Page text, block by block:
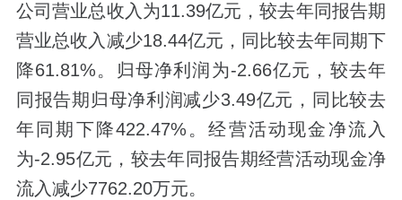
公司营业总收入为11.39亿元，较去年同报告期
营业总收入减少18.44亿元，同比较去年同期下
降61.81%。归母净利润为-2.66亿元，较去年
同报告期归母净利润减少3.49亿元，同比较去
年同期下降422.47%。经营活动现金净流入
为-2.95亿元，较去年同报告期经营活动现金净
流入减少7762.20万元。